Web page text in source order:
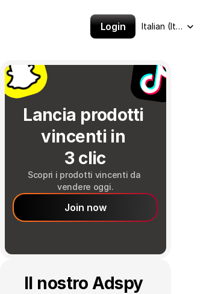
Login
Select Language
Italian (Italy)
Lancia prodotti
vincenti in
3 clic
Scopri i prodotti vincenti da
vendere oggi.
Join now
Il nostro Adspy